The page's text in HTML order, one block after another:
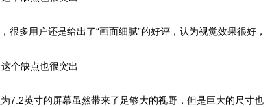
多用户还是给出了“画面细腻”的好评，认为视觉效果很好，
7.2英寸的屏幕虽然带来了足够大的视野，但是巨大的尺寸也